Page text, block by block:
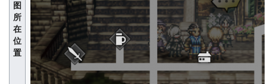
图
所
在
位
置